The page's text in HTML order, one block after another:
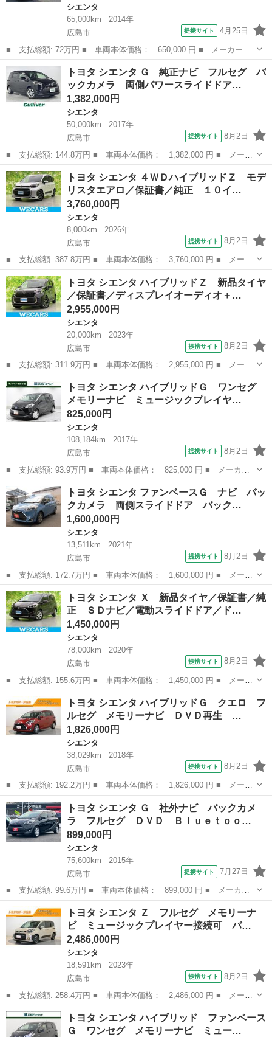
シエンタ
65,000km
2014年
広島市
提携サイト 4月25日
■ 支払総額: 72万円 ■ 車両本体価格： 650,000 円 ■ メーカー
名： トヨタ ■ 車種名： シエンタ ■ グレード名： ＤＩＣＥ－
Ｇ ワンオーナー 禁煙車 パワースライドドア ＨＩＤヘッドライ
ト ３列シート ...
広島 広島市 シエンタ
トヨタ シエンタ Ｇ 純正ナビ フルセグ バ
ックカメラ 両側パワースライドドア…
1,382,000円
シエンタ
50,000km
2017年
広島市
提携サイト 8月2日
■ 支払総額: 144.8万円 ■ 車両本体価格： 1,382,000 円 ■ メーカ
ー名： トヨタ ■ 車種名： シエンタ ■ グレード名： Ｇ 純正
ナビ フルセグ バックカメラ 両側パワースライドドア トヨタセ
ーフティ...
広島 広島市 シエンタ
トヨタ シエンタ ４ＷＤハイブリッドＺ モデ
リスタエアロ／保証書／純正 １０イ…
3,760,000円
シエンタ
8,000km
2026年
広島市
提携サイト 8月2日
■ 支払総額: 387.8万円 ■ 車両本体価格： 3,760,000 円 ■ メーカ
ー名： トヨタ ■ 車種名： シエンタ ■ グレード名： ４ＷＤハ
イブリッドＺ モデリスタエアロ／保証書／純正 １０インチ ＳＤ
ナビ／衝...
広島 広島市 シエンタ
トヨタ シエンタ ハイブリッドＺ 新品タイヤ
／保証書／ディスプレイオーディオ＋…
2,955,000円
シエンタ
20,000km
2023年
広島市
提携サイト 8月2日
■ 支払総額: 311.9万円 ■ 車両本体価格： 2,955,000 円 ■ メーカ
ー名： トヨタ ■ 車種名： シエンタ ■ グレード名： ハイブリ
ッドＺ 新品タイヤ／保証書／ディスプレイオーディオ＋ナビ１０．
５インチ...
広島 広島市 シエンタ
トヨタ シエンタ ハイブリッドＧ ワンセグ
メモリーナビ ミュージックプレイヤ…
825,000円
シエンタ
108,184km
2017年
広島市
提携サイト 8月2日
■ 支払総額: 93.9万円 ■ 車両本体価格： 825,000 円 ■ メーカー
名： トヨタ ■ 車種名： シエンタ ■ グレード名： ハイブリッ
ドＧ ワンセグ メモリーナビ ミュージックプレイヤー接続可 バ
ックカメラ ...
広島市 シエンタ
トヨタ シエンタ ファンベースＧ ナビ バッ
クカメラ 両側スライドドア バック…
1,600,000円
シエンタ
13,511km
2021年
広島市
提携サイト 8月2日
■ 支払総額: 172.7万円 ■ 車両本体価格： 1,600,000 円 ■ メーカ
ー名： トヨタ ■ 車種名： シエンタ ■ グレード名： ファンベ
ースＧ ナビ バックカメラ 両側スライドドア バックカメラ オ
ートライ...
広島 広島市 シエンタ
トヨタ シエンタ Ｘ 新品タイヤ／保証書／純
正 ＳＤナビ／電動スライドドア／ド…
1,450,000円
シエンタ
78,000km
2020年
広島市
提携サイト 8月2日
■ 支払総額: 155.6万円 ■ 車両本体価格： 1,450,000 円 ■ メーカ
ー名： トヨタ ■ 車種名： シエンタ ■ グレード名： Ｘ 新品
タイヤ／保証書／純正 ＳＤナビ／電動スライドドア／ドライブレコ
ーダー ...
広島市 シエンタ
トヨタ シエンタ ハイブリッドＧ クエロ フ
ルセグ メモリーナビ ＤＶＤ再生 …
1,826,000円
シエンタ
38,029km
2018年
広島市
提携サイト 8月2日
■ 支払総額: 192.2万円 ■ 車両本体価格： 1,826,000 円 ■ メーカ
ー名： トヨタ ■ 車種名： シエンタ ■ グレード名： ハイブリ
ッドＧ クエロ フルセグ メモリーナビ ＤＶＤ再生 ミュージッ
クプレイ...
広島 広島市 シエンタ
トヨタ シエンタ Ｇ 社外ナビ バックカメ
ラ フルセグ ＤＶＤ Ｂｌｕｅｔｏｏ…
899,000円
シエンタ
75,600km
2015年
広島市
提携サイト 7月27日
■ 支払総額: 99.6万円 ■ 車両本体価格： 899,000 円 ■ メーカー
名： トヨタ ■ 車種名： シエンタ ■ グレード名： Ｇ 社外ナ
ビ バックカメラ フルセグ ＤＶＤ Ｂｌｕｅｔｏｏｔｈ 両側パ
ワースライド...
広島市 シエンタ
トヨタ シエンタ Ｚ フルセグ メモリーナ
ビ ミュージックプレイヤー接続可 バ…
2,486,000円
シエンタ
18,591km
2023年
広島市
提携サイト 8月2日
■ 支払総額: 258.4万円 ■ 車両本体価格： 2,486,000 円 ■ メーカ
ー名： トヨタ ■ 車種名： シエンタ ■ グレード名： Ｚ フル
セグ メモリーナビ ミュージックプレイヤー接続可 バックカメ
ラ 衝突被...
広島 広島市 シエンタ
トヨタ シエンタ ハイブリッド ファンベース
Ｇ ワンセグ メモリーナビ ミュー…